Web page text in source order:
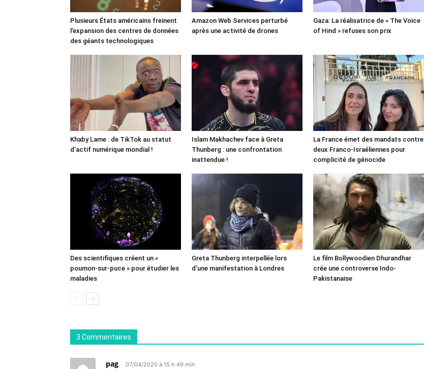
Plusieurs États américains freinent
l’expansion des centres de données
des géants technologiques
Amazon Web Services perturbé
après une activité de drones
Gaza: La réalisatrice de « The Voice
of Hind » refuses son prix
Khaby Lame : de TikTok au statut
d’actif numérique mondial !
Islam Makhachev face à Greta
Thunberg : une confrontation
inattendue !
La France émet des mandats contre
deux Franco-Israéliennes pour
complicité de génocide
Des scientifiques créent un «
poumon-sur-puce » pour étudier les
maladies
Greta Thunberg interpellée lors
d’une manifestation à Londres
Le film Bollywoodien Dhurandhar
crée une controverse Indo-
Pakistanaise
3 Commentaires
pag 07/04/2020 à 15 h 49 min